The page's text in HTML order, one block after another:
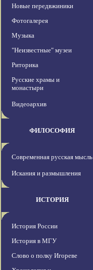
Новые передвжиники
Фотогалерея
Музыка
"Неизвестные" музеи
Риторика
Русские храмы и
монастыри
Видеоархив
ФИЛОСОФИЯ
Современная русская мысль
Искания и размышления
ИСТОРИЯ
История России
История в МГУ
Слово о полку Игореве